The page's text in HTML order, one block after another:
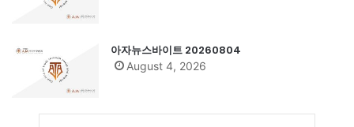
아자뉴스바이트 20260804
August 4, 2026